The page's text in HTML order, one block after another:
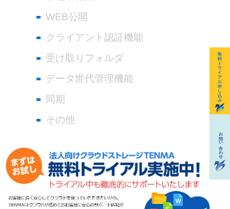
WEB公開
クライアント認証機能
受け取りフォルダ
データ世代管理機能
同期
その他